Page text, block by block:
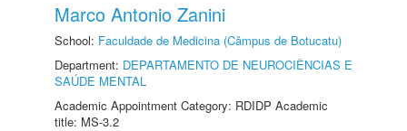
Marco Antonio Zanini
School: Faculdade de Medicina (Câmpus de Botucatu)
Department: DEPARTAMENTO DE NEUROCIÊNCIAS E
SAÚDE MENTAL
Academic Appointment Category: RDIDP Academic
title: MS-3.2